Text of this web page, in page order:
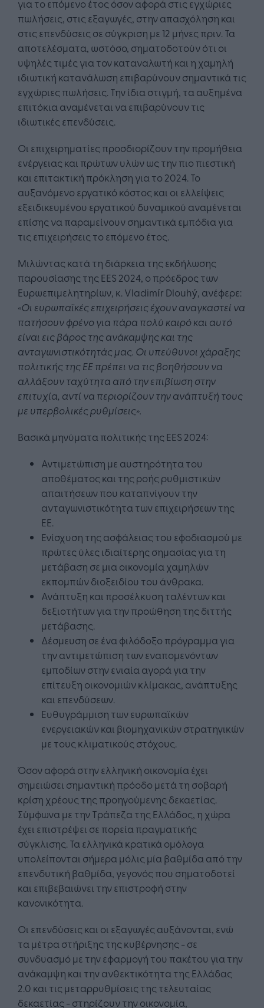
για το επόμενο έτος όσον αφορά στις εγχώριες
πωλήσεις, στις εξαγωγές, στην απασχόληση και
στις επενδύσεις σε σύγκριση με 12 μήνες πριν. Τα
αποτελέσματα, ωστόσο, σηματοδοτούν ότι οι
υψηλές τιμές για τον καταναλωτή και η χαμηλή
ιδιωτική κατανάλωση επιβαρύνουν σημαντικά τις
εγχώριες πωλήσεις. Την ίδια στιγμή, τα αυξημένα
επιτόκια αναμένεται να επιβαρύνουν τις
ιδιωτικές επενδύσεις.
Οι επιχειρηματίες προσδιορίζουν την προμήθεια
ενέργειας και πρώτων υλών ως την πιο πιεστική
και επιτακτική πρόκληση για το 2024. Το
αυξανόμενο εργατικό κόστος και οι ελλείψεις
εξειδικευμένου εργατικού δυναμικού αναμένεται
επίσης να παραμείνουν σημαντικά εμπόδια για
τις επιχειρήσεις το επόμενο έτος.
Μιλώντας κατά τη διάρκεια της εκδήλωσης
παρουσίασης της EES 2024, ο πρόεδρος των
Ευρωεπιμελητηρίων, κ. Vladimír Dlouhý, ανέφερε:
«Οι ευρωπαϊκές επιχειρήσεις έχουν αναγκαστεί να
πατήσουν φρένο για πάρα πολύ καιρό και αυτό
είναι εις βάρος της ανάκαμψης και της
ανταγωνιστικότητάς μας. Οι υπεύθυνοι χάραξης
πολιτικής της ΕΕ πρέπει να τις βοηθήσουν να
αλλάξουν ταχύτητα από την επιβίωση στην
επιτυχία, αντί να περιορίζουν την ανάπτυξή τους
με υπερβολικές ρυθμίσεις».
Βασικά μηνύματα πολιτικής της EES 2024:
Αντιμετώπιση με αυστηρότητα του
αποθέματος και της ροής ρυθμιστικών
απαιτήσεων που καταπνίγουν την
ανταγωνιστικότητα των επιχειρήσεων της
ΕΕ.
Ενίσχυση της ασφάλειας του εφοδιασμού με
πρώτες ύλες ιδιαίτερης σημασίας για τη
μετάβαση σε μια οικονομία χαμηλών
εκπομπών διοξειδίου του άνθρακα.
Ανάπτυξη και προσέλκυση ταλέντων και
δεξιοτήτων για την προώθηση της διττής
μετάβασης.
Δέσμευση σε ένα φιλόδοξο πρόγραμμα για
την αντιμετώπιση των εναπομενόντων
εμποδίων στην ενιαία αγορά για την
επίτευξη οικονομιών κλίμακας, ανάπτυξης
και επενδύσεων.
Ευθυγράμμιση των ευρωπαϊκών
ενεργειακών και βιομηχανικών στρατηγικών
με τους κλιματικούς στόχους.
Όσον αφορά στην ελληνική οικονομία έχει
σημειώσει σημαντική πρόοδο μετά τη σοβαρή
κρίση χρέους της προηγούμενης δεκαετίας.
Σύμφωνα με την Τράπεζα της Ελλάδος, η χώρα
έχει επιστρέψει σε πορεία πραγματικής
σύγκλισης. Τα ελληνικά κρατικά ομόλογα
υπολείπονται σήμερα μόλις μία βαθμίδα από την
επενδυτική βαθμίδα, γεγονός που σηματοδοτεί
και επιβεβαιώνει την επιστροφή στην
κανονικότητα.
Οι επενδύσεις και οι εξαγωγές αυξάνονται, ενώ
τα μέτρα στήριξης της κυβέρνησης - σε
συνδυασμό με την εφαρμογή του πακέτου για την
ανάκαμψη και την ανθεκτικότητα της Ελλάδας
2.0 και τις μεταρρυθμίσεις της τελευταίας
δεκαετίας - στηρίζουν την οικονομία,